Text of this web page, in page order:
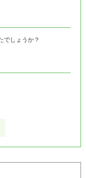
でしょうか？